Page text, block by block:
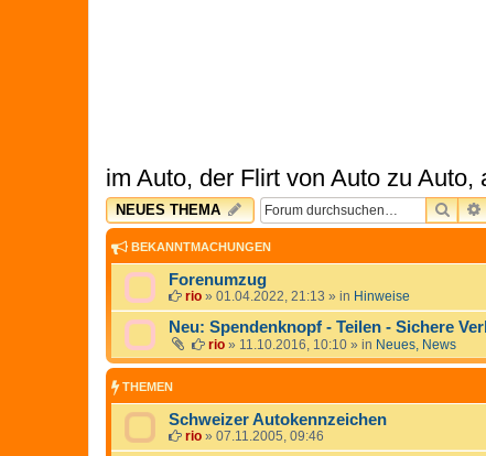
im Auto, der Flirt von Auto zu
NEUES THEMA
BEKANNTMACHUNGEN
Forenumzug
rio » 01.04.2022, 21:13 » in Hinweise
Neu: Spendenknopf - Teilen - Sichere
rio » 11.10.2016, 10:10 » in Neues, News
THEMEN
Schweizer Autokennzeichen
rio » 07.11.2005, 09:46